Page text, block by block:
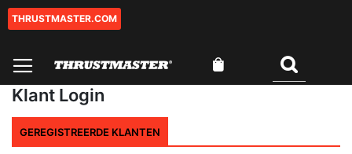
Ga
inhoud
THRUSTMASTER.COM
Klant Login
GEREGISTREERDE KLANTEN